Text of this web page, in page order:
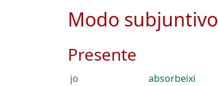
Modo subjuntivo
Presente
jo
absorbeixi